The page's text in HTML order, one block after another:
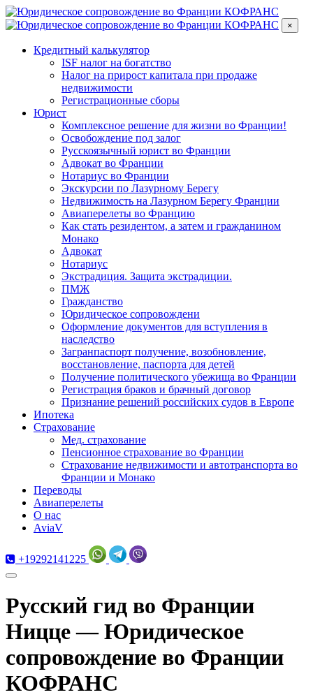
×
Кредитный калькулятор
ISF налог на богатство
Налог на прирост капитала при продаже
недвижимости
Регистрационные сборы
Юрист
Комплексное решение для жизни во Франции!
Освобождение под залог
Русскоязычный юрист во Франции
Адвокат во Франции
Нотариус во Франции
Экскурсии по Лазурному Берегу
Недвижимость на Лазурном Берегу Франции
Авиаперелеты во Францию
Как стать резидентом, а затем и гражданином
Монако
Адвокат
Нотариус
Экстрадиция. Защита экстрадиции.
ПМЖ
Гражданство
Юридическое сопровождени
Оформление документов для вступления в
наследство
Загранпаспорт получение, возобновление,
восстановление, паспорта для детей
Получение политического убежища во Франции
Регистрация браков и брачный договор
Признание решений российских судов в Европе
Ипотека
Страхование
Мед. страхование
Пенсионное страхование во Франции
Страхование недвижимости и автотранспорта во
Франции и Монако
Переводы
Авиаперелеты
О нас
AviaV
+19292141225
Русский гид во Франции
Ницце — Юридическое
сопровождение во Франции
КОФРАНС